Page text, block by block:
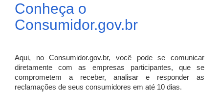
Conheça o
Consumidor.gov.br
Aqui, no Consumidor.gov.br, você pode se comunicar
diretamente com as empresas participantes, que se
comprometem a receber, analisar e responder as
reclamações de seus consumidores em até 10 dias.